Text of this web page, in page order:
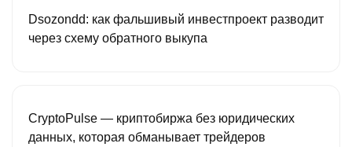
Dsozondd: как фальшивый инвестпроект разводит
через схему обратного выкупа
CryptoPulse — криптобиржа без юридических
данных, которая обманывает трейдеров